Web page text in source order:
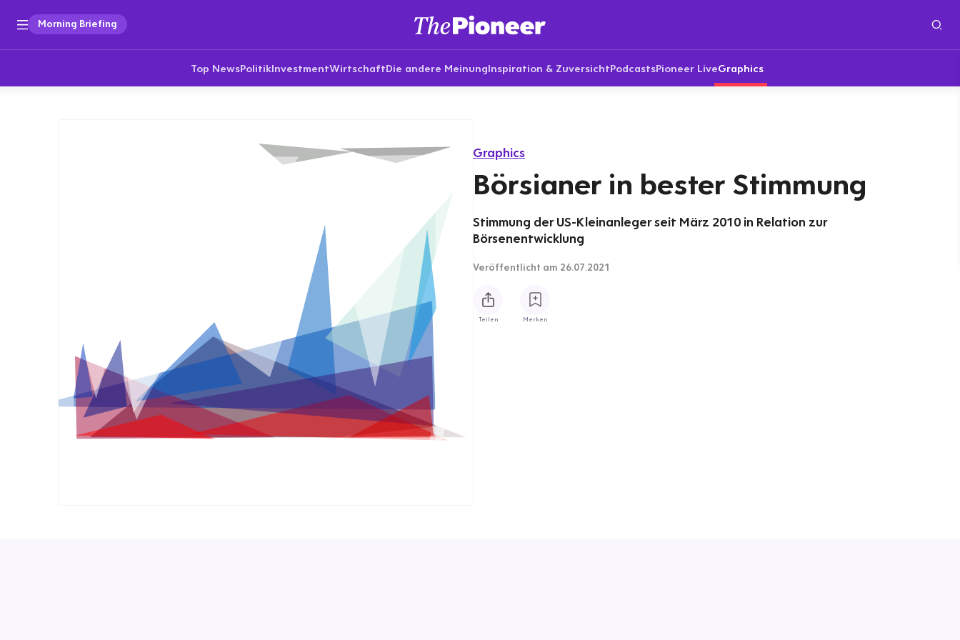
Morning Briefing
Top NewsPolitikInvestmentWirtschaftDie andere MeinungInspiration & ZuversichtPodcastsPioneer LiveGraphics
Graphics
Börsianer in bester Stimmung
Stimmung der US-Kleinanleger seit März 2010 in Relation zur
Börsenentwicklung
Veröffentlicht am 26.07.2021
Teilen Merken